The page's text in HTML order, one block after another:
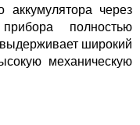
через
полностью
широкий
механическую